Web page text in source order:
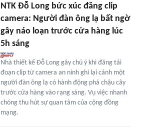
NTK Đỗ Long bức xúc đăng clip
camera: Người đàn ông lạ bất ngờ
gây náo loạn trước cửa hàng lúc
5h sáng
Nhà thiết kế Đỗ Long gây chú ý khi đăng tải
đoạn clip từ camera an ninh ghi lại cảnh một
người đàn ông lạ có hành động phá chậu cây
trước cửa hàng vào rạng sáng. Vụ việc nhanh
chóng thu hút sự quan tâm của cộng đồng
mạng.